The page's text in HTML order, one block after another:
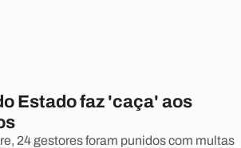
Estado faz 'caça' aos
24 gestores foram punidos com multas